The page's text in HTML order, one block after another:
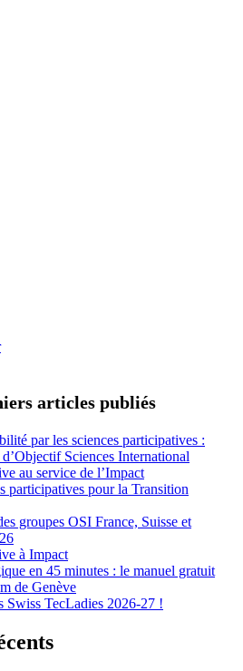
articles publiés
par les sciences participatives :
Sciences International
au service de l’Impact
participatives pour la Transition
groupes OSI France, Suisse et
à Impact
en 45 minutes : le manuel gratuit
de Genève
Swiss TecLadies 2026-27 !